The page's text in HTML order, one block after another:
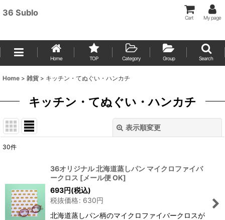
36 Sublo
Cart My page
Home TOP Category Group Search
Home > 雑貨 > キッチン・てぬぐい・ハンカチ
キッチン・てぬぐい・ハンカチ
表示順変更
並び順:
絞り込む
30件
36オリジナル 北海道蒸しパン マイクロファイバ
ークロス [メール便 OK]
693円(税込)
税抜価格: 630円
北海道蒸しパン柄のマイクロファイバークロスが